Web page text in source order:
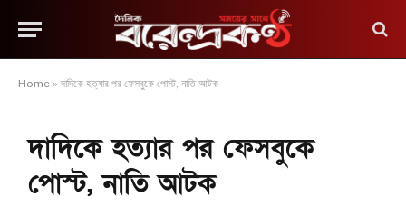
Home » দাদিকে হত্যার পর ফেসবুকে পোস্ট, নাতি আটক
দাদিকে হত্যার পর ফেসবুকে
পোস্ট, নাতি আটক